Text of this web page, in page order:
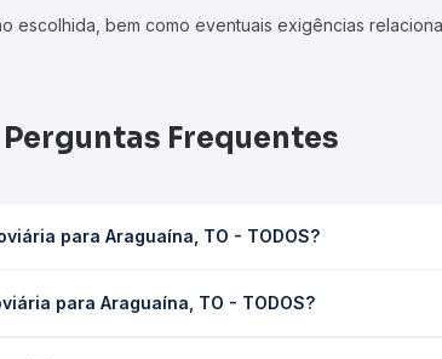
escolhida, bem como eventuais exigências
Perguntas Frequentes
para Araguaína, TO - TODOS?
Passagem você consulta os horários
para Araguaína, TO - TODOS?